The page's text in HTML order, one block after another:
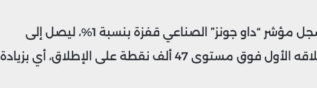
في الولايات المتحدة، سجل مؤشر “داو جونز” الصناعي قفزة بنسبة 1%، ليصل إلى
47,207 نقاط، مسجلاً إغلاقه الأول فوق مستوى 47 ألف نقطة على الإطلاق، أي بزيادة